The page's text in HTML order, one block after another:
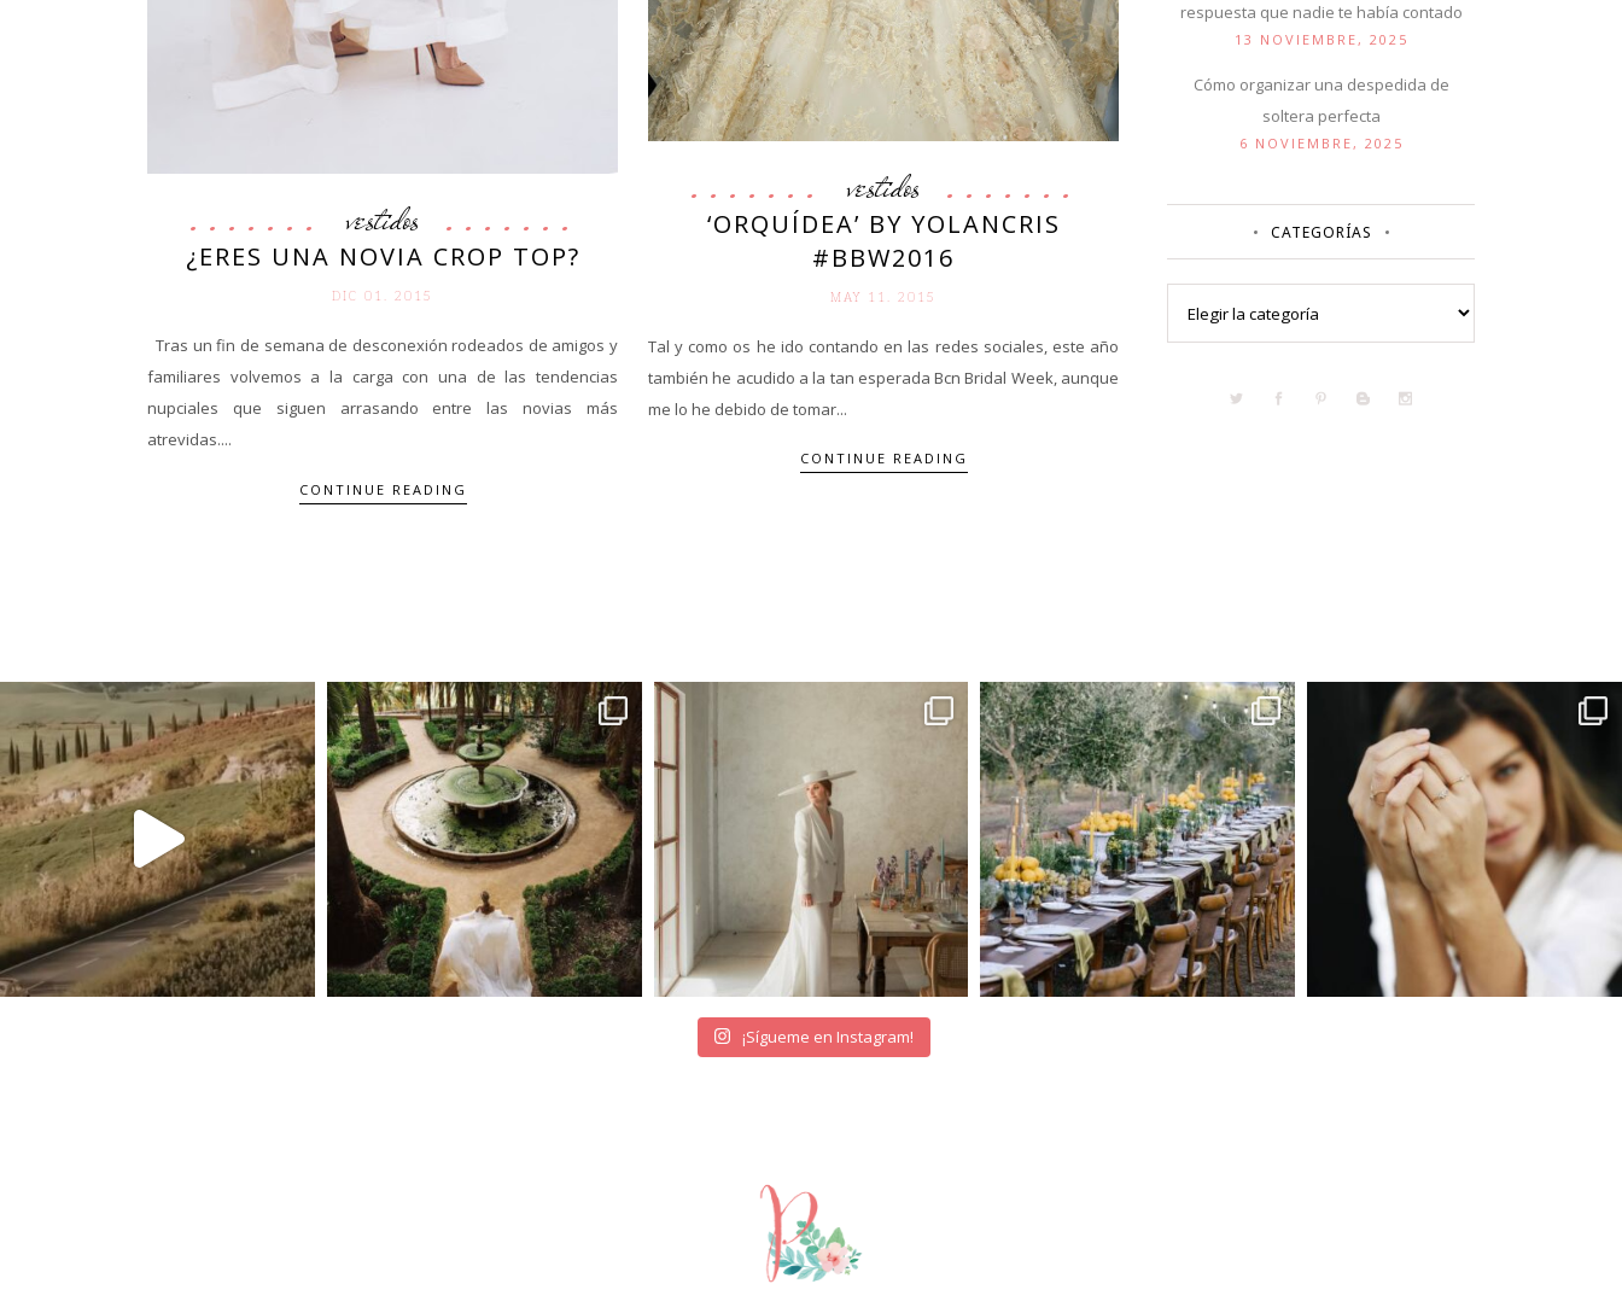
vestidos
¿ERES UNA NOVIA CROP TOP?
DIC 01. 2015
Tras un fin de semana de desconexión rodeados de amigos y
familiares volvemos a la carga con una de las tendencias
nupciales que siguen arrasando entre las novias más
atrevidas....
CONTINUE READING
vestidos
‘ORQUÍDEA’ BY YOLANCRIS
#BBW2016
MAY 11. 2015
Tal y como os he ido contando en las redes sociales, este año
también he acudido a la tan esperada Bcn Bridal Week, aunque
me lo he debido de tomar...
CONTINUE READING
respuesta que nadie te había contado
13 NOVIEMBRE, 2025
Cómo organizar una despedida de
soltera perfecta
6 NOVIEMBRE, 2025
CATEGORÍAS
¡Sígueme en Instagram!